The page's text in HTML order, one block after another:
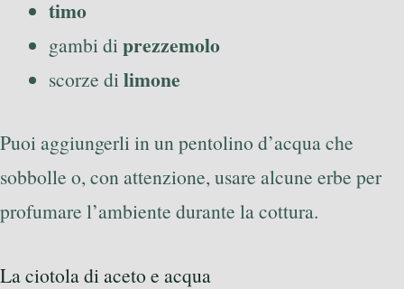
timo
gambi diprezzemolo
scorze dilimone
Puoi aggiungerli in un pentolino d’acqua che
sobbolle o, con attenzione, usare alcune erbe per
profumare l’ambiente durante la cottura.
La ciotola di aceto e acqua